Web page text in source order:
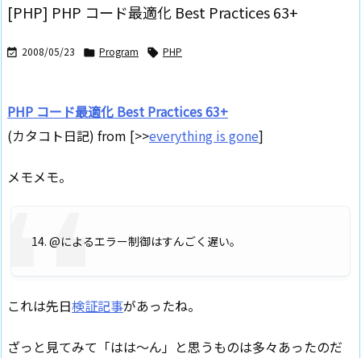
[PHP] PHP コード最適化 Best Practices 63+
 2008/05/23  Program  PHP
PHP コード最適化 Best Practices 63+
(カタコト日記) from [>>everything is gone]
メモメモ。
14. @によるエラー制御はすんごく遅い。
これは先日検証記事があったね。
ざっと見てみて「はは～ん」と思うものは多々あったのだ